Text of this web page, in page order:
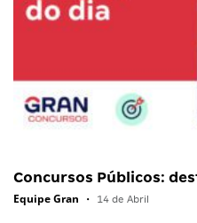
Concursos Públicos:
Equipe Gran • 14 de Abril